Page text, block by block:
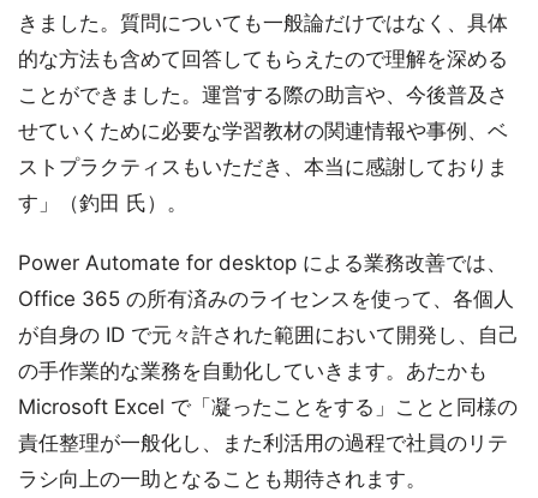
きました。質問についても一般論だけではなく、具体
的な方法も含めて回答してもらえたので理解を深める
ことができました。運営する際の助言や、今後普及さ
せていくために必要な学習教材の関連情報や事例、ベ
ストプラクティスもいただき、本当に感謝しておりま
す」（釣田 氏）。
Power Automate for desktop による業務改善では、
Office 365 の所有済みのライセンスを使って、各個人
が自身の ID で元々許された範囲において開発し、自己
の手作業的な業務を自動化していきます。あたかも
Microsoft Excel で「凝ったことをする」ことと同様の
責任整理が一般化し、また利活用の過程で社員のリテ
ラシ向上の一助となることも期待されます。